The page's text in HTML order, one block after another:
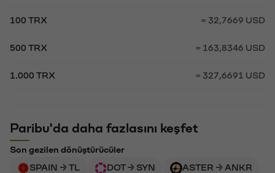
100 TRX = 32,7669 USD
500 TRX = 163,8346 USD
1.000 TRX = 327,6691 USD
Paribu'da daha fazlasını keşfet
Son gezilen dönüştürücüler
SPAIN → TL
DOT → SYN ASTER → ANKR